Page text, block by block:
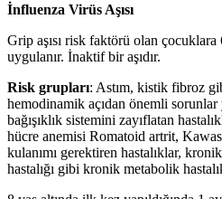
İnfluenza Virüs Aşısı
Grip aşısı risk faktörü olan
uygulanır. İnaktif bir aşıdır.
Risk grupları: Astım, kistik fibroz
hemodinamik açıdan önemli sorunlar
bağışıklık sistemini zayıflatan
hücre anemisi Romatoid artrit,
kulanımı gerektiren hastalıklar,
hastalığı gibi kronik metabolik